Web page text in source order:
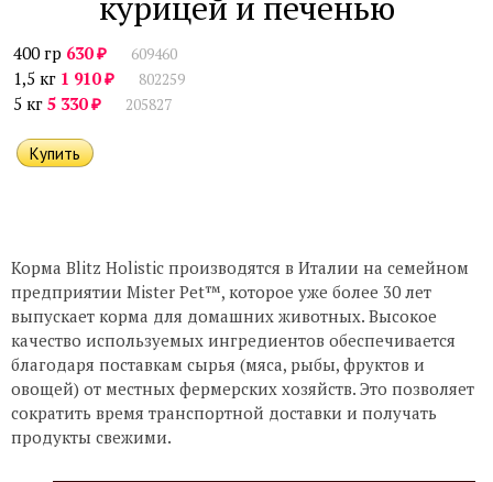
400 гр 630₽ 609460
1,5 кг 1 910₽ 802259
5 кг 5 330₽ 205827
Корма Blitz Holistic производятся в Италии на семейном
предприятии Mister Pet™, которое уже более 30 лет
выпускает корма для домашних животных. Высокое
качество используемых ингредиентов обеспечивается
благодаря поставкам сырья (мяса, рыбы, фруктов и
овощей) от местных фермерских хозяйств. Это позволяет
сократить время транспортной доставки и получать
продукты свежими.